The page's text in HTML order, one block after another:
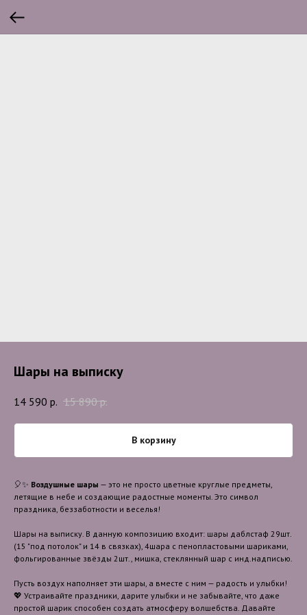
Шары на выписку
14 590 р. 15 890 р.
В корзину
🎈✨ Воздушные шары — это не просто цветные круглые предметы,
летящие в небе и создающие радостные моменты. Это символ
праздника, беззаботности и веселья!
Шары на выписку. В данную композицию входит: шары даблстаф 29шт.
(15 "под потолок" и 14 в связках), 4шара с пенопластовыми шариками,
фольгированные звёзды 2шт., мишка, стеклянный шар с инд.надписью.
Пусть воздух наполняет эти шары, а вместе с ним — радость и улыбки!
💖 Устраивайте праздники, дарите улыбки и не забывайте, что даже
простой шарик способен создать атмосферу волшебства. Давайте